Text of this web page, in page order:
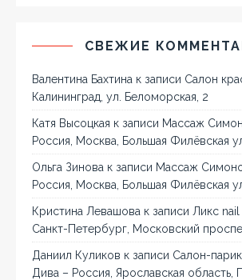
СВЕЖИЕ
Валентина Бахтина к записи Салон
Калининград, ул. Беломорская, 2
Катя Высоцкая к записи Массаж
Россия, Москва, Большая Филёвская
Ольга Зинова к записи Массаж
Россия, Москва, Большая Филёвская
Кристина Левашова к записи Ликс nail
Санкт-Петербург, Московский
Даниил Куликов к записи Салон-
Дива – Россия, Ярославская область,